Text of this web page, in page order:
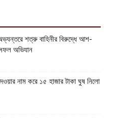
শত্রু বাহিনীর বিরুদ্ধে আশ-
সফল অভিযান
নাম করে ১৫ হাজার টাকা ঘুষ নিলো